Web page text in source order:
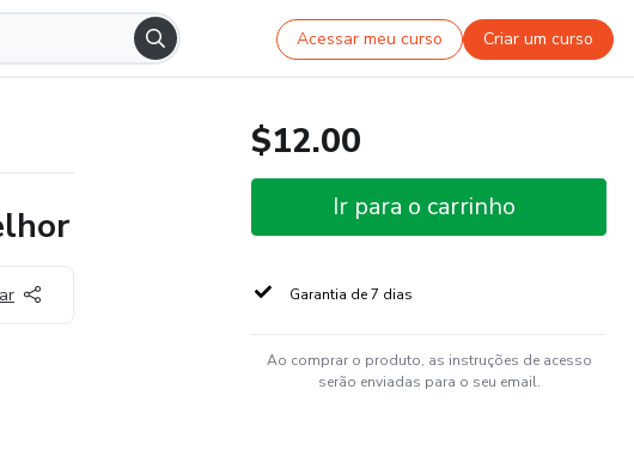
Acessar meu curso Criar um curso
$12.00
Ir para o carrinho
Garantia de 7 dias
Ao comprar o produto, as instruções de acesso
serão enviadas para o seu email.